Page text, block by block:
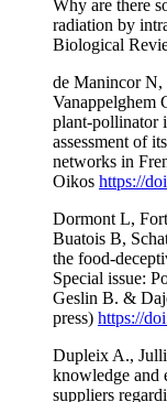
Why are there
radiation by
Biological
de Manincor N,
Vanappelghem
plant-pollinator
assessment of
networks in
Oikos https://
Dormont L,
Buatois B,
the food-
Special issue:
Geslin B. &
press) https://
Dupleix A.,
knowledge and
suppliers